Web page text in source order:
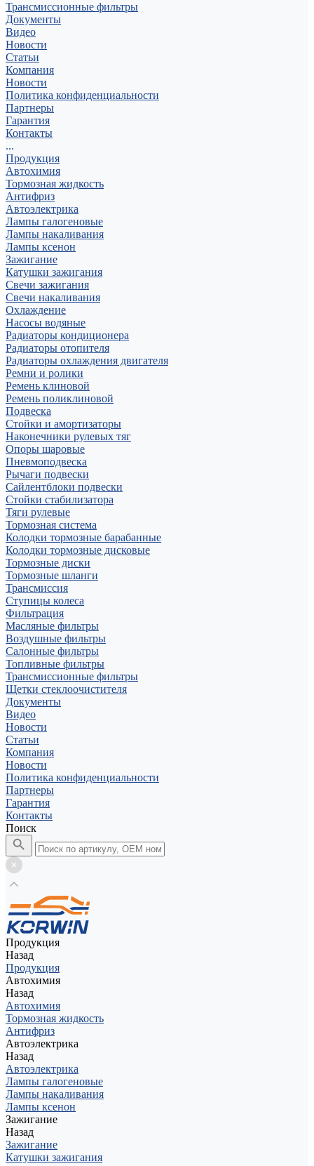
Трансмиссионные фильтры
Документы
Видео
Новости
Статьи
Компания
Новости
Политика конфиденциальности
Партнеры
Гарантия
Контакты
...
Продукция
Автохимия
Тормозная жидкость
Антифриз
Автоэлектрика
Лампы галогеновые
Лампы накаливания
Лампы ксенон
Зажигание
Катушки зажигания
Свечи зажигания
Свечи накаливания
Охлаждение
Насосы водяные
Радиаторы кондиционера
Радиаторы отопителя
Радиаторы охлаждения двигателя
Ремни и ролики
Ремень клиновой
Ремень поликлиновой
Подвеска
Стойки и амортизаторы
Наконечники рулевых тяг
Опоры шаровые
Пневмоподвеска
Рычаги подвески
Сайлентблоки подвески
Стойки стабилизатора
Тяги рулевые
Тормозная система
Колодки тормозные барабанные
Колодки тормозные дисковые
Тормозные диски
Тормозные шланги
Трансмиссия
Ступицы колеса
Фильтрация
Масляные фильтры
Воздушные фильтры
Салонные фильтры
Топливные фильтры
Трансмиссионные фильтры
Щетки стеклоочистителя
Документы
Видео
Новости
Статьи
Компания
Новости
Политика конфиденциальности
Партнеры
Гарантия
Контакты
Поиск
Продукция
Назад
Продукция
Автохимия
Назад
Автохимия
Тормозная жидкость
Антифриз
Автоэлектрика
Назад
Автоэлектрика
Лампы галогеновые
Лампы накаливания
Лампы ксенон
Зажигание
Назад
Зажигание
Катушки зажигания